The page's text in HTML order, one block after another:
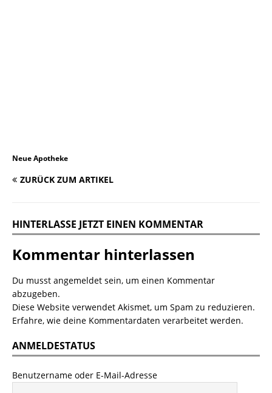
Neue Apotheke
ZURÜCK ZUM ARTIKEL
HINTERLASSE JETZT EINEN KOMMENTAR
Kommentar hinterlassen
Du musst angemeldet sein, um einen Kommentar
abzugeben.
Diese Website verwendet Akismet, um Spam zu reduzieren.
Erfahre, wie deine Kommentardaten verarbeitet werden.
ANMELDESTATUS
Benutzername oder E-Mail-Adresse